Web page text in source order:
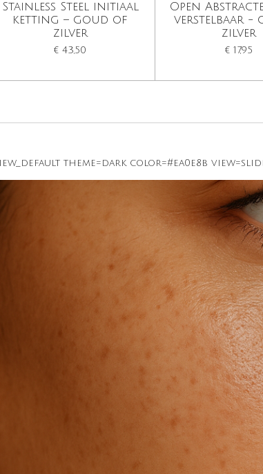
Stainless Steel initiaal
ketting – goud of
zilver
€ 43,50
Open
verstelbaar -
zilver
€ 17,95
theme=dark color=#ea0e8b